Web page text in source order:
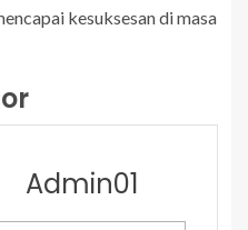
kesuksesan di masa
Admin01